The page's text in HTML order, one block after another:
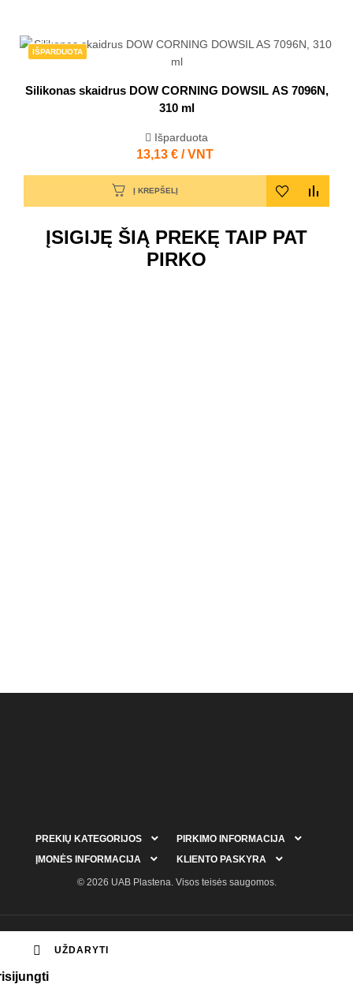
IŠPARDUOTA
Silikonas skaidrus DOW CORNING DOWSIL AS 7096N,
310 ml
Išparduota
Kaina
13,13 € / VNT
Į KREPŠELĮ
ĮSIGIJĘ ŠIĄ PREKĘ TAIP PAT
PIRKO
PREKIŲ KATEGORIJOS  PIRKIMO INFORMACIJA 
ĮMONĖS INFORMACIJA  KLIENTO PASKYRA 
© 2026 UAB Plastena. Visos teisės saugomos.
 UŽDARYTI